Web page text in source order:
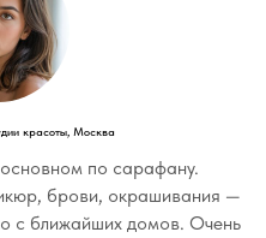
красоты, Москва
по сарафану.
брови, окрашивания —
с ближайших домов. Очень